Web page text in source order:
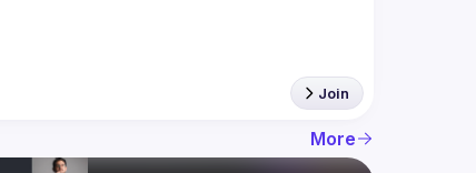
Join
More